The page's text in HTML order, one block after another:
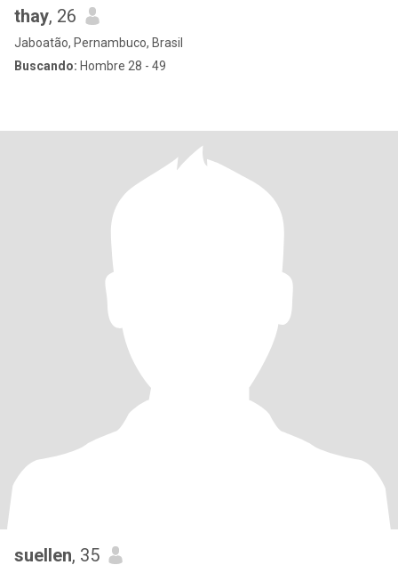
thay, 26
Jaboatão, Pernambuco, Brasil
Buscando: Hombre 28 - 49
suellen, 35